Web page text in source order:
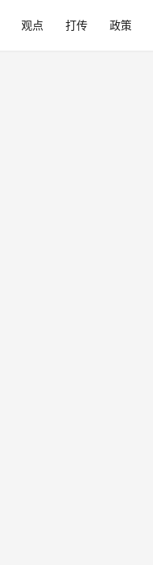
观点 打传 政策